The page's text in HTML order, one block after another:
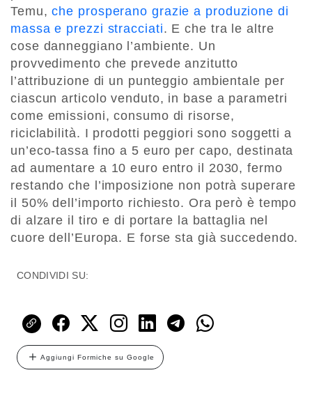
Temu,che prosperano grazie a produzione di
massa e prezzi stracciati. E che tra le altre
cose danneggiano l’ambiente. Un
provvedimento che prevede anzitutto
l’attribuzione di un punteggio ambientale per
ciascun articolo venduto, in base a parametri
come emissioni, consumo di risorse,
riciclabilità. I prodotti peggiori sono soggetti a
un’eco-tassa fino a 5 euro per capo, destinata
ad aumentare a 10 euro entro il 2030, fermo
restando che l’imposizione non potrà superare
il 50% dell’importo richiesto. Ora però è tempo
di alzare il tiro e di portare la battaglia nel
cuore dell’Europa. E forse sta già succedendo.
CONDIVIDI SU:
Aggiungi Formiche su Google